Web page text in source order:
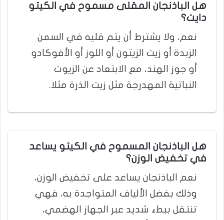
هل الباذنجان المقلى مسموح في الكيتو
دايت؟
نعم، ولا يشترط أن يتم قليه في السمن
الزبدة أو زيت الزيتون أو اللوز أو الأفوكادو
أو جوز الهند، مع الابتعاد عن الزيوت
النباتية المهدرجة مثل زيت الذرة مثلا.
هل الباذنجان المسموح في الكيتو يساعد
في تخفيض الوزن؟
نعم الباذنجان يساعد على تخفيض الوزن،
وذلك بفضل الألياف المتواجدة به، فهي
تنتقل ببطء شديد عبر الجهاز الهضمي،